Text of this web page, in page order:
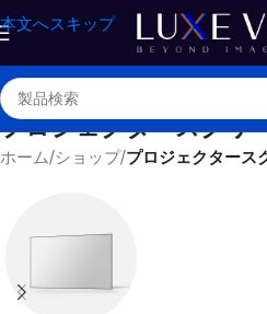
本文へスキップ
プロジェクタースクリ
ホーム/ショップ/プロジェクタース